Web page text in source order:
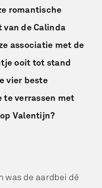
romantische
de Calinda
associatie met de
ooit tot stand
vier beste
te verrassen met
Valentijn?
was de aardbei dé